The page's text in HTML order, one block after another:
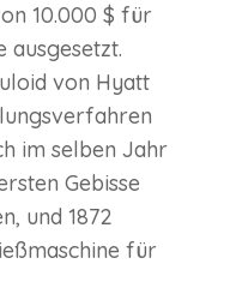
10.000 $ für
ausgesetzt.
von Hyatt
im selben Jahr
Gebisse
und 1872
für